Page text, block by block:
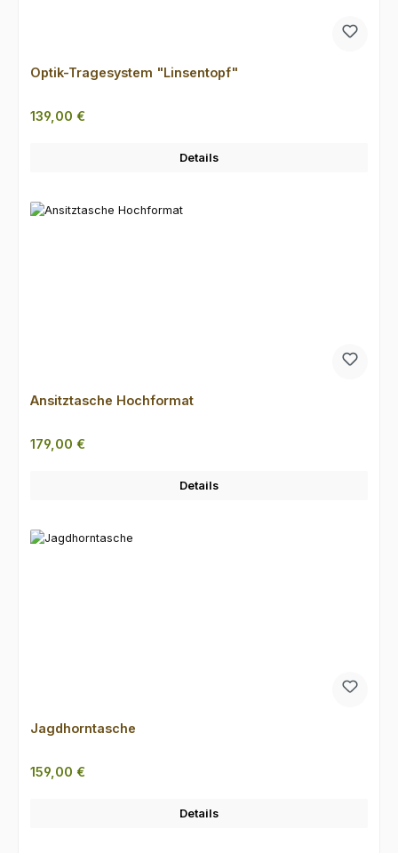
Optik-Tragesystem "Linsentopf"
Regulärer Preis:
139,00 €
Details
Ansitztasche Hochformat
Regulärer Preis:
179,00 €
Details
Jagdhorntasche
Regulärer Preis:
159,00 €
Details